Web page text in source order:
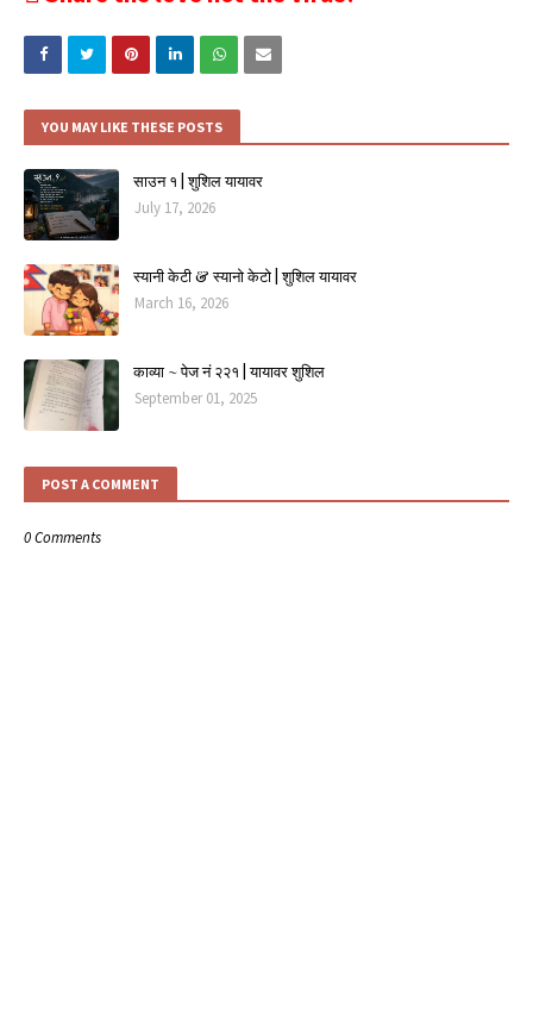
YOU MAY LIKE THESE POSTS
साउन १ | शुशिल यायावर
July 17, 2026
स्यानी केटी & स्यानो केटो | शुशिल यायावर
March 16, 2026
काव्या ~ पेज नं २२१ | यायावर शुशिल
September 01, 2025
POST A COMMENT
0 Comments